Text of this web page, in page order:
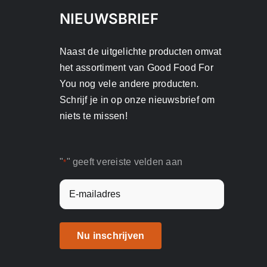
NIEUWSBRIEF
Naast de uitgelichte producten omvat
het assortiment van Good Food For
You nog vele andere producten.
Schrijf je in op onze nieuwsbrief om
niets te missen!
"*" geeft vereiste velden aan
E-
mailadres